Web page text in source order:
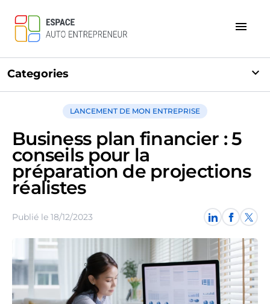
menu
Categories expand_more
LANCEMENT DE MON ENTREPRISE
Business plan financier : 5
conseils pour la
préparation de projections
réalistes
Publié le 18/12/2023